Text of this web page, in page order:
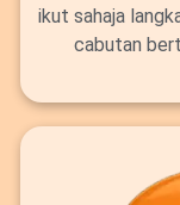
ikut sahaja
cabutan